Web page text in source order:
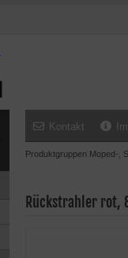
Kontakt
Produktgruppen Moped-,
Rückstrahler rot,